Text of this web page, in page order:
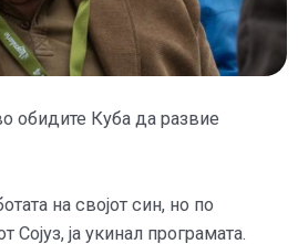
обидите Куба да развие
на својот син, но по
Сојуз, ја укинал програмата.